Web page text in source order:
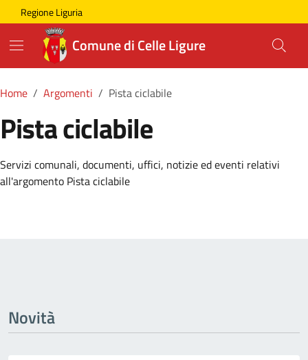
Skip to main content
Comune di Celle Ligure
Regione Liguria
Comune di Celle Ligure
Home Argomenti Pista ciclabile
Pista ciclabile
Dettagli della Notizia
Servizi comunali, documenti, uffici, notizie ed eventi relativi
all'argomento Pista ciclabile
Novità